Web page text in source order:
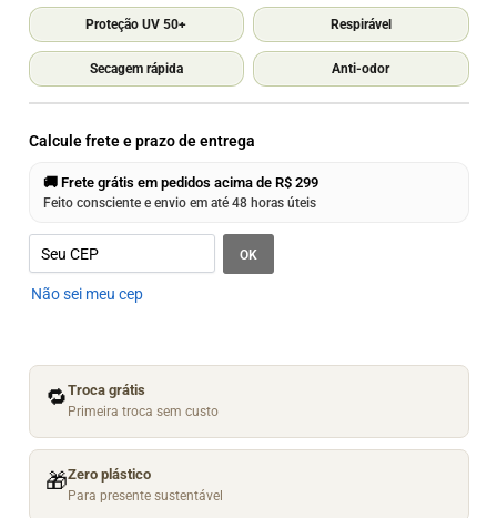
Proteção UV 50+ Respirável
Secagem rápida Anti-odor
Calcule frete e prazo de entrega
🚚 Frete grátis em pedidos acima de R$ 299
Feito consciente e envio em até 48 horas úteis
OK
Não sei meu cep
🔁Troca grátis
Primeira troca sem custo
🎁Zero plástico
Para presente sustentável